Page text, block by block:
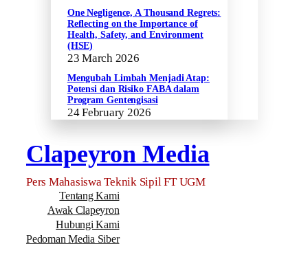
One Negligence, A Thousand Regrets:
Reflecting on the Importance of
Health, Safety, and Environment
(HSE)
23 March 2026
Mengubah Limbah Menjadi Atap:
Potensi dan Risiko FABA dalam
Program Gentengisasi
24 February 2026
Clapeyron Media
Pers Mahasiswa Teknik Sipil FT UGM
Tentang Kami
Awak Clapeyron
Hubungi Kami
Pedoman Media Siber